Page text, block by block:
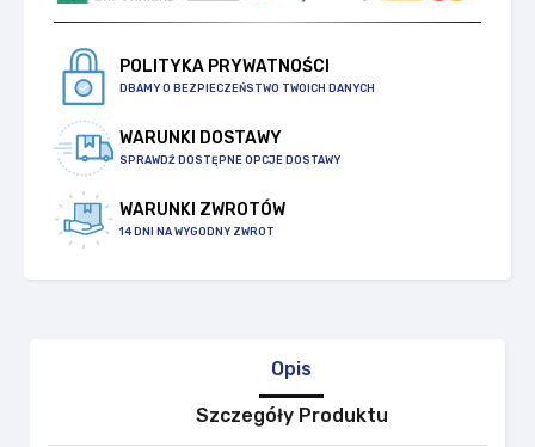
POLITYKA PRYWATNOŚCI
DBAMY O BEZPIECZEŃSTWO TWOICH DANYCH
WARUNKI DOSTAWY
SPRAWDŹ DOSTĘPNE OPCJE DOSTAWY
WARUNKI ZWROTÓW
14 DNI NA WYGODNY ZWROT
Opis
Szczegóły Produktu